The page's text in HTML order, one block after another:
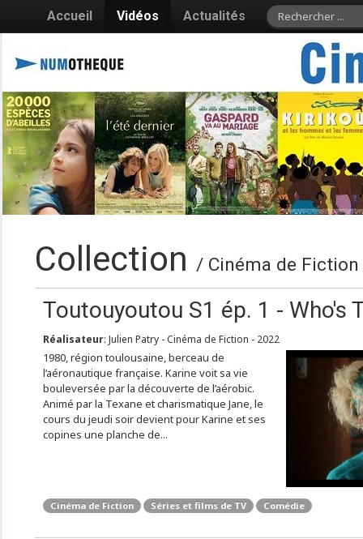
Accueil Vidéos Actualités
Collection / Cinéma de
Toutouyoutou S1 ép. 1 - Who's
Réalisateur: Julien Patry - Cinéma de Fiction - 2022
1980, région toulousaine, berceau de
l’aéronautique française. Karine voit sa vie
bouleversée par la découverte de l’aérobic.
Animé par la Texane et charismatique Jane, le
cours du jeudi soir devient pour Karine et ses
copines une planche de...
Cinéma de Fiction Séries et films de TV Comédie